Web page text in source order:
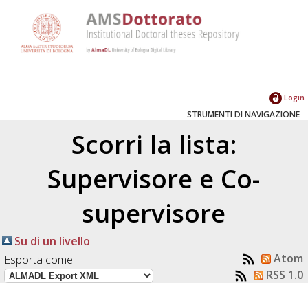
Login
STRUMENTI DI NAVIGAZIONE
Scorri la lista:
Supervisore e Co-
supervisore
Su di un livello
Esporta come
Atom
RSS 1.0